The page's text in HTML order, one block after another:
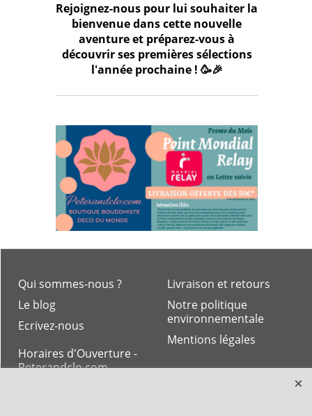
Rejoignez-nous pour lui souhaiter la
bienvenue dans cette nouvelle
aventure et préparez-vous à
découvrir ses premières sélections
l'année prochaine ! 🥳🎉
Livraison et retours
Notre politique
environnementale
Mentions légales
Qui sommes-nous ?
Le blog
Ecrivez-nous
Horaires d'Ouverture -
Peterandclo.com